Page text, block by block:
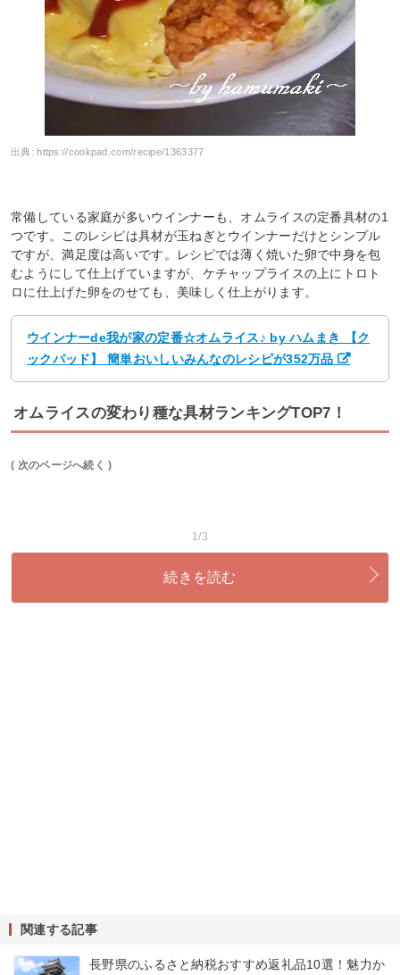
出典:https://cookpad.com/recipe/1363377
常備している家庭が多いウインナーも、オムライスの定番具材の1
つです。このレシピは具材が玉ねぎとウインナーだけとシンプル
ですが、満足度は高いです。レシピでは薄く焼いた卵で中身を包
むようにして仕上げていますが、ケチャップライスの上にトロト
ロに仕上げた卵をのせても、美味しく仕上がります。
ウインナーde我が家の定番☆オムライス♪ by ハムまき 【ク
ックパッド】 簡単おいしいみんなのレシピが352万品
オムライスの変わり種な具材ランキングTOP7！
( 次のページへ続く )
1/3
続きを読む
関連する記事
長野県のふるさと納税おすすめ返礼品10選！魅力か